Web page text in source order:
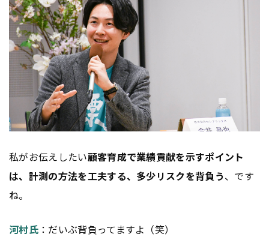
私がお伝えしたい顧客育成で業績貢献を示すポイント
は、計測の方法を工夫する、多少リスクを背負う、です
ね。
河村氏：だいぶ背負ってますよ（笑）